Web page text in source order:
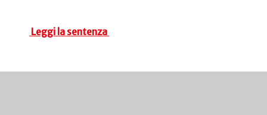
Leggi la sentenza